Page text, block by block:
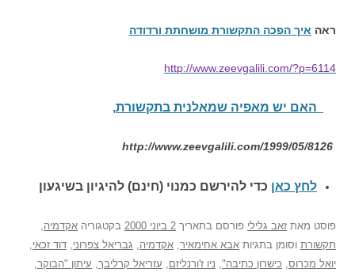
ראה איך הפכה התקשורת מושחתת ורדודה
http://www.zeevgalili.com/?p=6114
האם יש מאפיה שמאלנית בתקשורת,
לחץ כאן כדי להירשם כמנוי (חינם) להיגיון בשיגעון
פוסט מאת זאב גלילי פורסם בתאריך 2 ביוני 2000 בקטגוריה אקדמיה,
תקשורת וסומן בתגיות אבא אחימאיר, אקדמיה, גבריאל צפרוני, דוד זכאי,
יואל מכרוס, כישרון כתיבה", ניו ז'ורנליזם, עזריאל קרליבך, עיתון "הבוקר,